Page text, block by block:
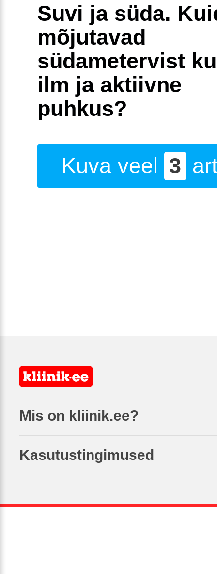
Suvi ja süda.
mõjutavad
südametervist
ilm ja aktiivne
puhkus?
Kuva veel 3
Mis on kliinik.ee?
Kasutustingimused